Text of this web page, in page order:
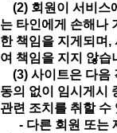
(2) 회원이 서비스
는 타인에게 손해나
한 책임을 지게되며,
여 책임을 지지 않습
(3) 사이트은 다음
동의 없이 임시게시
관련 조치를 취할 수
- 다른 회원 또는